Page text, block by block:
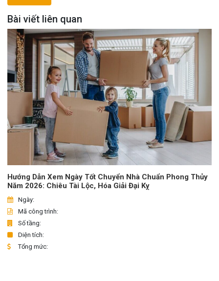
Bài viết liên quan
Hướng Dẫn Xem Ngày Tốt Chuyển Nhà Chuẩn Phong Thủy
Năm 2026: Chiêu Tài Lộc, Hóa Giải Đại Kỵ
Ngày:
Mã công trình:
Số tầng:
Diện tích:
Tổng mức: